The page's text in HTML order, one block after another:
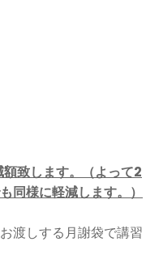
致します。（よって2
様に軽減します。）
渡しする月謝袋で講習